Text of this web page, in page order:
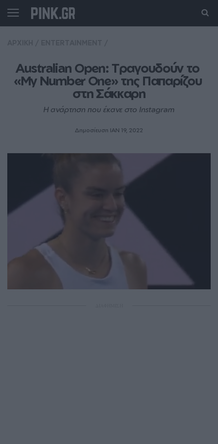
Australian Open: Tραγουδούν το
«My Number One» της Παπαρίζου
στη Σάκκαρη
Η ανάρτηση που έκανε στο Instagram
Δημοσίευση ΙΑΝ 19, 2022